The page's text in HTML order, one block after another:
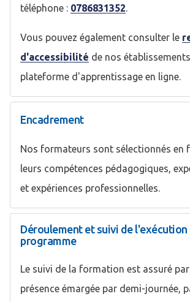
téléphone : 0786831352.
Vous pouvez également consulter le
d'accessibilité de nos
plateforme d'apprentissage en ligne.
Encadrement
Nos formateurs sont sélectionnés en
leurs compétences pédagogiques,
et expériences professionnelles.
Déroulement et suivi de l'exécution
programme
Le suivi de la formation est assuré
présence émargée par demi-journée,